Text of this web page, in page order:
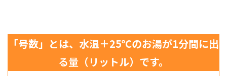
「号数」とは、水温＋25℃のお湯が1分間に出
る量（リットル）です。